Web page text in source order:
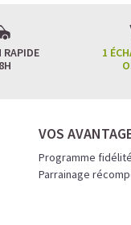
RAPIDE
1
VOS
Programme fidélité
Parrainage